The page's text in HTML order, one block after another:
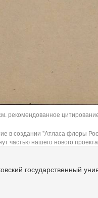
рекомендованное
в создании "Атласа флоры
частью нашего нового
государственный